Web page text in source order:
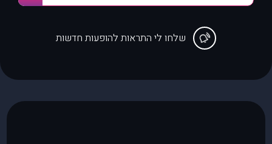
שלחו לי התראות להופעות חדשות